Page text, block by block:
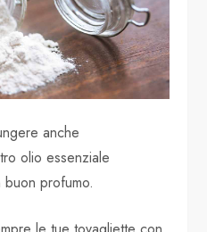
anche
olio essenziale
profumo.